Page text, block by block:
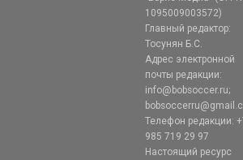
1095009003572)
Главный редактор:
Тосунян Б.С.
Адрес электронной
почты редакции:
info@bobsoccer.ru;
Телефон редакции:
985 719 29 97
Настоящий ресурс